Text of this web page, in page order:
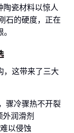
陶瓷材料以惊人
石的硬度，正在
，这带来了三大
骤冷骤热不开裂
润滑剂
以侵蚀